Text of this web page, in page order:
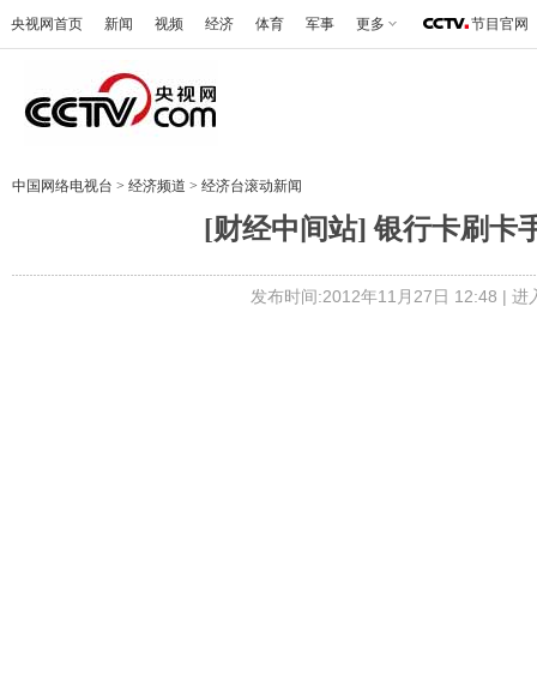
央视网首页 新闻 视频 经济 体育 军事 更多 节目官网
中国网络电视台 > 经济频道 > 经济台滚动新闻
[财经中间站] 银行卡刷卡
发布时间:2012年11月27日 12:48 | 进